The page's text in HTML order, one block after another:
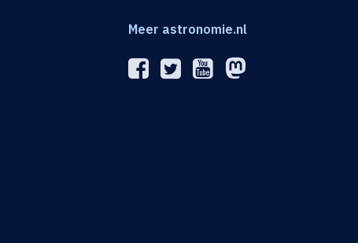
Meer astronomie.nl